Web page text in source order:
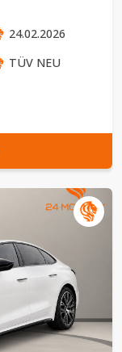
24.02.2026
TÜV NEU